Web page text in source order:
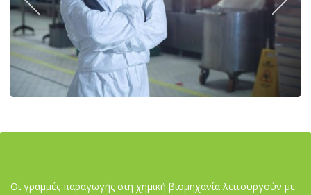
Οι γραμμές παραγωγής στη χημική βιομηχανία λειτουργούν με